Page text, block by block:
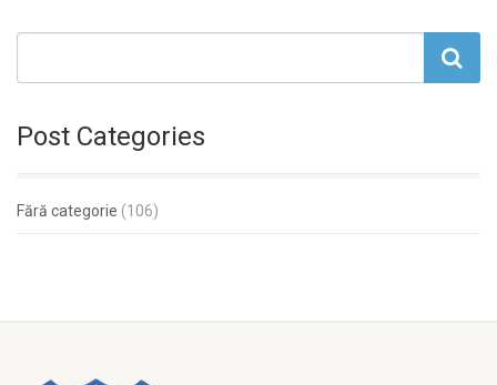
Post Categories
Fără categorie (106)